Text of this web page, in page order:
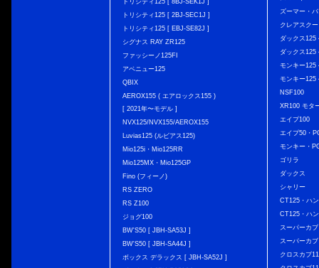
トリシティ125 [ 8BJ-SEK1J ]
トリシティ125 [ 2BJ-SEC1J ]
トリシティ125 [ EBJ-SE82J ]
シグナス RAY ZR125
ファッシーノ125FI
アベニュー125
QBIX
AEROX155 ( エアロックス155 )
[ 2021年〜モデル ]
NVX125/NVX155/AEROX155
Luvias125 (ルビアス125)
Mio125i・Mio125RR
Mio125MX・Mio125GP
Fino (フィーノ)
RS ZERO
RS Z100
ジョグ100
BW'S50 [ JBH-SA53J ]
BW'S50 [ JBH-SA44J ]
ボックス デラックス [ JBH-SA52J ]
ズーマー・
クレアスク
ダックス
ダックス
モンキー
モンキー125
NSF100
XR100 モタ
エイプ100
エイプ50・
モンキー・
ゴリラ
ダックス
シャリー
CT125・ハ
CT125・ハ
スーパーカ
スーパーカ
クロスカブ